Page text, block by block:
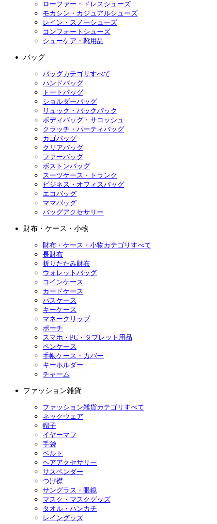
ローファー・ドレスシューズ
モカシン・カジュアルシューズ
レイン・スノーシューズ
コンフォートシューズ
シューケア・靴用品
バッグ
バッグカテゴリすべて
ハンドバッグ
トートバッグ
ショルダーバッグ
リュック・バックパック
ボディバッグ・サコッシュ
クラッチ・パーティバッグ
カゴバッグ
クリアバッグ
ファーバッグ
ボストンバッグ
スーツケース・トランク
ビジネス・オフィスバッグ
エコバッグ
ママバッグ
バッグアクセサリー
財布・ケース・小物
財布・ケース・小物カテゴリすべて
長財布
折りたたみ財布
ウォレットバッグ
コインケース
カードケース
パスケース
キーケース
マネークリップ
ポーチ
スマホ・PC・タブレット用品
ペンケース
手帳ケース・カバー
キーホルダー
チャーム
ファッション雑貨
ファッション雑貨カテゴリすべて
ネックウェア
帽子
イヤーマフ
手袋
ベルト
ヘアアクセサリー
サスペンダー
つけ襟
サングラス・眼鏡
マスク・マスクグッズ
タオル・ハンカチ
レイングッズ